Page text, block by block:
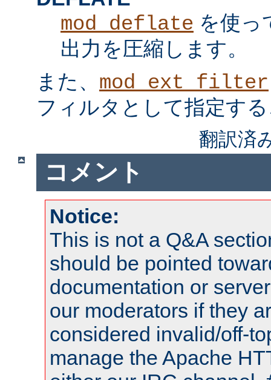
mod_deflate を使っ
出力を圧縮します。
また、 mod_ext_filter
フィルタとして指定す
翻訳済
コメント
Notice:
This is not a Q&A
should be pointed
documentation or
our moderators if they
considered invalid/off-
manage the Apache